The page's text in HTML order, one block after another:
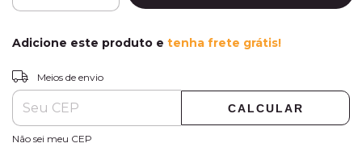
Adicione este produto e tenha frete grátis!
Entregas para o CEP:
Meios de envio
CALCULAR
Não sei meu CEP